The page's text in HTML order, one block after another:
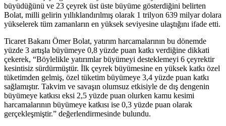
büyüdüğünü ve 23 çeyrek üst üste büyüme gösterdiğini belirten
Bolat, milli gelirin yıllıklandırılmış olarak 1 trilyon 639 milyar dolara
yükselerek tüm zamanların en yüksek seviyesine ulaştığını ifade etti.
Ticaret Bakanı Ömer Bolat, yatırım harcamalarının bu dönemde
yüzde 3 artışla büyümeye 0,8 yüzde puan katkı verdiğine dikkati
çekerek, “Böylelikle yatırımlar büyümeyi desteklemeyi 6 çeyrektir
kesintisiz sürdürmüştür. İlk çeyrek büyümesine en yüksek katkı özel
tüketimden gelmiş, özel tüketim büyümeye 3,4 yüzde puan katkı
sağlamıştır. Takvim ve savaşın olumsuz etkisiyle de dış dengenin
büyümeye katkısı eksi 2,5 yüzde puan olurken kamu kesimi
harcamalarının büyümeye katkısı ise 0,3 yüzde puan olarak
gerçekleşmiştir.” değerlendirmesinde bulundu.